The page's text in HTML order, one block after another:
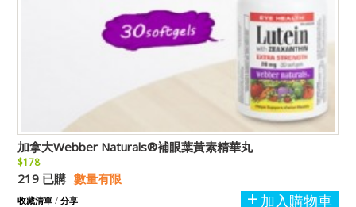
加拿大Webber Naturals®補眼葉黃素精華丸
$178
219 已購 數量有限
加入購物車
收藏清單 / 分享